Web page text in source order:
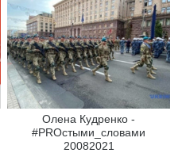
Олена Кудренко -
#PROстыми_словами
20082021